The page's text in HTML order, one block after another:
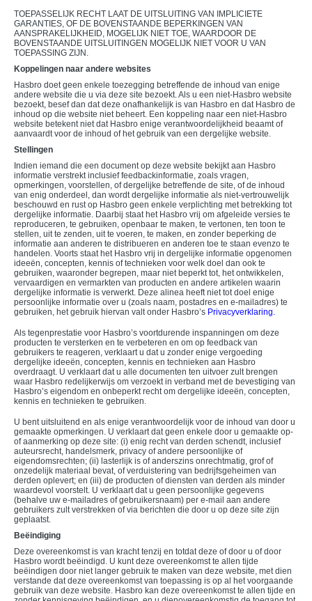
TOEPASSELIJK RECHT LAAT DE UITSLUITING VAN IMPLICIETE
GARANTIES, OF DE BOVENSTAANDE BEPERKINGEN VAN
AANSPRAKELIJKHEID, MOGELIJK NIET TOE, WAARDOOR DE
BOVENSTAANDE UITSLUITINGEN MOGELIJK NIET VOOR U VAN
TOEPASSING ZIJN.
Koppelingen naar andere websites
Hasbro doet geen enkele toezegging betreffende de inhoud van enige
andere website die u via deze site bezoekt. Als u een niet-Hasbro website
bezoekt, besef dan dat deze onafhankelijk is van Hasbro en dat Hasbro de
inhoud op die website niet beheert. Een koppeling naar een niet-Hasbro
website betekent niet dat Hasbro enige verantwoordelijkheid beaamt of
aanvaardt voor de inhoud of het gebruik van een dergelijke website.
Stellingen
Indien iemand die een document op deze website bekijkt aan Hasbro
informatie verstrekt inclusief feedbackinformatie, zoals vragen,
opmerkingen, voorstellen, of dergelijke betreffende de site, of de inhoud
van enig onderdeel, dan wordt dergelijke informatie als niet-vertrouwelijk
beschouwd en rust op Hasbro geen enkele verplichting met betrekking tot
dergelijke informatie. Daarbij staat het Hasbro vrij om afgeleide versies te
reproduceren, te gebruiken, openbaar te maken, te vertonen, ten toon te
stellen, uit te zenden, uit te voeren, te maken, en zonder beperking de
informatie aan anderen te distribueren en anderen toe te staan evenzo te
handelen. Voorts staat het Hasbro vrij in dergelijke informatie opgenomen
ideeën, concepten, kennis of technieken voor welk doel dan ook te
gebruiken, waaronder begrepen, maar niet beperkt tot, het ontwikkelen,
vervaardigen en vermarkten van producten en andere artikelen waarin
dergelijke informatie is verwerkt. Deze alinea heeft niet tot doel enige
persoonlijke informatie over u (zoals naam, postadres en e-mailadres) te
gebruiken, het gebruik hiervan valt onder Hasbro’s Privacyverklaring.
Als tegenprestatie voor Hasbro’s voortdurende inspanningen om deze
producten te versterken en te verbeteren en om op feedback van
gebruikers te reageren, verklaart u dat u zonder enige vergoeding
dergelijke ideeën, concepten, kennis en technieken aan Hasbro
overdraagt. U verklaart dat u alle documenten ten uitvoer zult brengen
waar Hasbro redelijkerwijs om verzoekt in verband met de bevestiging van
Hasbro’s eigendom en onbeperkt recht om dergelijke ideeën, concepten,
kennis en technieken te gebruiken.
U bent uitsluitend en als enige verantwoordelijk voor de inhoud van door u
gemaakte opmerkingen. U verklaart dat geen enkele door u gemaakte op-
of aanmerking op deze site: (i) enig recht van derden schendt, inclusief
auteursrecht, handelsmerk, privacy of andere persoonlijke of
eigendomsrechten; (ii) lasterlijk is of anderszins onrechtmatig, grof of
onzedelijk materiaal bevat, of verduistering van bedrijfsgeheimen van
derden oplevert; en (iii) de producten of diensten van derden als minder
waardevol voorstelt. U verklaart dat u geen persoonlijke gegevens
(behalve uw e-mailadres of gebruikersnaam) per e-mail aan andere
gebruikers zult verstrekken of via berichten die door u op deze site zijn
geplaatst.
Beëindiging
Deze overeenkomst is van kracht tenzij en totdat deze of door u of door
Hasbro wordt beëindigd. U kunt deze overeenkomst te allen tijde
beëindigen door niet langer gebruik te maken van deze website, met dien
verstande dat deze overeenkomst van toepassing is op al het voorgaande
gebruik van deze website. Hasbro kan deze overeenkomst te allen tijde en